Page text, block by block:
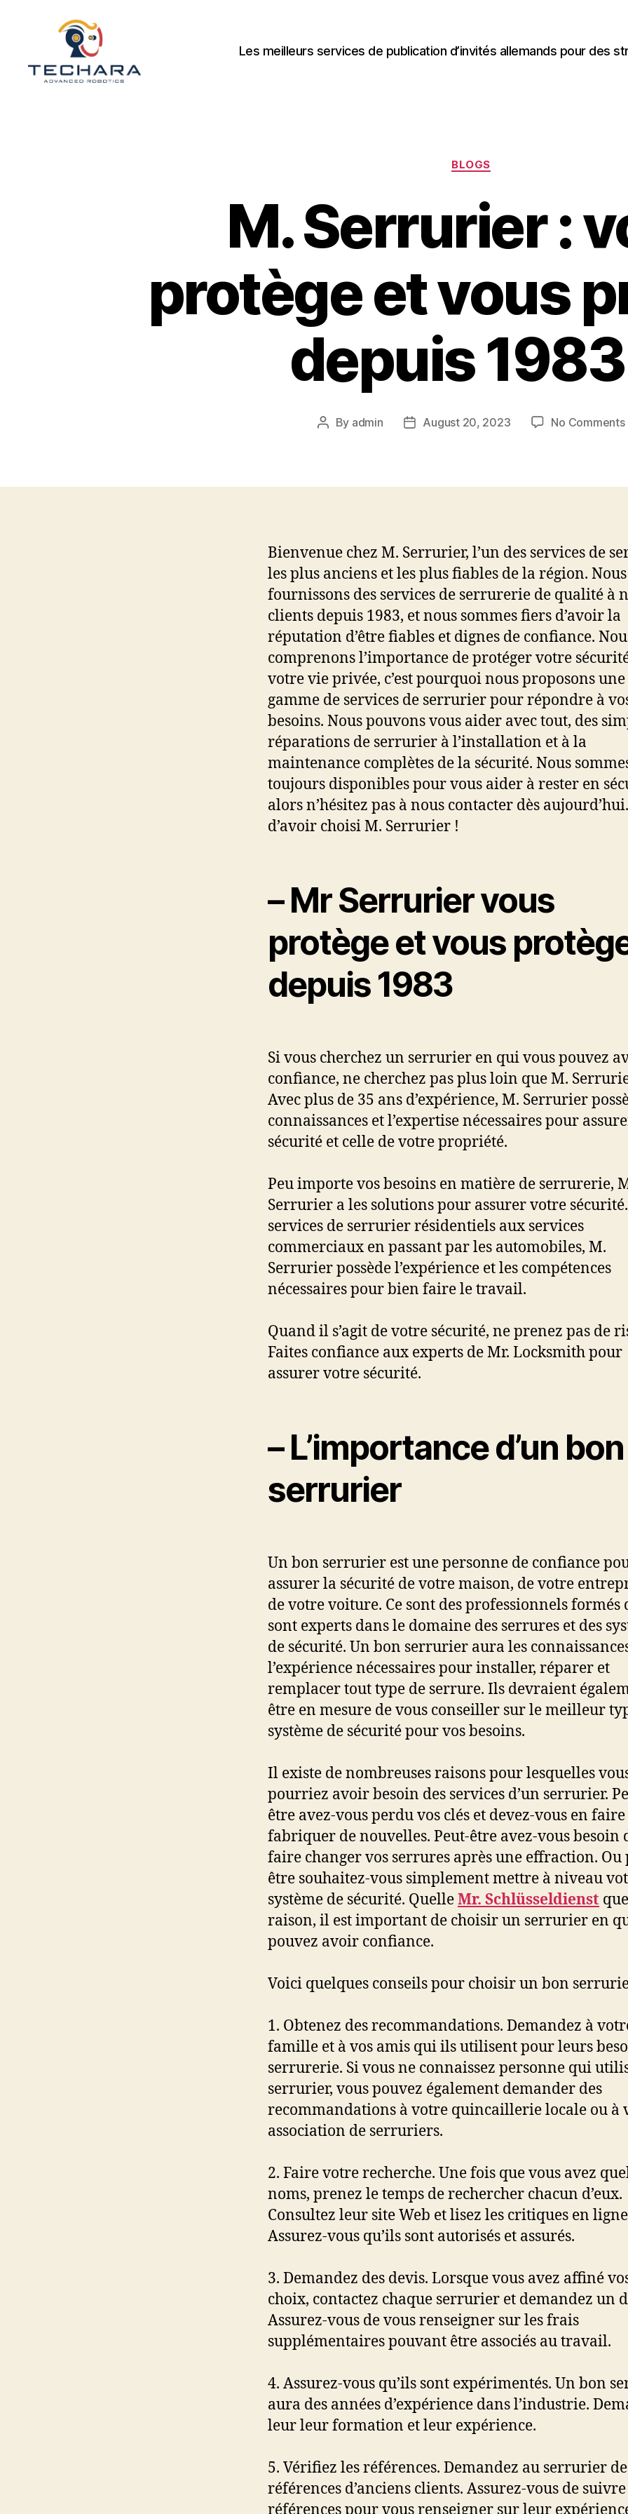
Les meilleurs services de publication d’invités allemands pour des
Categories
BLOGS
M. Serrurier :
protège et vous
depuis
Post
By admin
PostAugust 20, 2023 No Comments
Bienvenue chez M. Serrurier, l’un des services de
les plus anciens et les plus fiables de la région. Nous
fournissons des services de serrurerie de qualité à
clients depuis 1983, et nous sommes fiers d’avoir la
réputation d’être fiables et dignes de confiance.
comprenons l’importance de protéger votre
votre vie privée, c’est pourquoi nous proposons
gamme de services de serrurier pour répondre à
besoins. Nous pouvons vous aider avec tout, des
réparations de serrurier à l’installation et à la
maintenance complètes de la sécurité. Nous
toujours disponibles pour vous aider à rester en
alors n’hésitez pas à nous contacter dès
d’avoir choisi M. Serrurier !
– Mr Serrurier vous
protège et vous
depuis 1983
Si vous cherchez un serrurier en qui vous pouvez
confiance, ne cherchez pas plus loin que M.
Avec plus de 35 ans d’expérience, M. Serrurier
connaissances et l’expertise nécessaires pour
sécurité et celle de votre propriété.
Peu importe vos besoins en matière de serrurerie,
Serrurier a les solutions pour assurer votre sécurité.
services de serrurier résidentiels aux services
commerciaux en passant par les automobiles, M.
Serrurier possède l’expérience et les compétences
nécessaires pour bien faire le travail.
Quand il s’agit de votre sécurité, ne prenez pas de
Faites confiance aux experts de Mr. Locksmith pour
assurer votre sécurité.
– L’importance d’un bon
serrurier
Un bon serrurier est une personne de confiance
assurer la sécurité de votre maison, de votre
de votre voiture. Ce sont des professionnels formés
sont experts dans le domaine des serrures et des
de sécurité. Un bon serrurier aura les
l’expérience nécessaires pour installer, réparer et
remplacer tout type de serrure. Ils devraient
être en mesure de vous conseiller sur le meilleur
système de sécurité pour vos besoins.
Il existe de nombreuses raisons pour lesquelles
pourriez avoir besoin des services d’un serrurier.
être avez-vous perdu vos clés et devez-vous en faire
fabriquer de nouvelles. Peut-être avez-vous besoin
faire changer vos serrures après une effraction. Ou
être souhaitez-vous simplement mettre à niveau
système de sécurité. QuelleMr. Schlüsseldienst
raison, il est important de choisir un serrurier en
pouvez avoir confiance.
Voici quelques conseils pour choisir un bon
1. Obtenez des recommandations. Demandez à
famille et à vos amis qui ils utilisent pour leurs
serrurerie. Si vous ne connaissez personne qui
serrurier, vous pouvez également demander des
recommandations à votre quincaillerie locale ou à
association de serruriers.
2. Faire votre recherche. Une fois que vous avez
noms, prenez le temps de rechercher chacun d’eux.
Consultez leur site Web et lisez les critiques en
Assurez-vous qu’ils sont autorisés et assurés.
3. Demandez des devis. Lorsque vous avez affiné
choix, contactez chaque serrurier et demandez un
Assurez-vous de vous renseigner sur les frais
supplémentaires pouvant être associés au travail.
4. Assurez-vous qu’ils sont expérimentés. Un bon
aura des années d’expérience dans l’industrie.
leur leur formation et leur expérience.
5. Vérifiez les références. Demandez au serrurier
références d’anciens clients. Assurez-vous de suivre